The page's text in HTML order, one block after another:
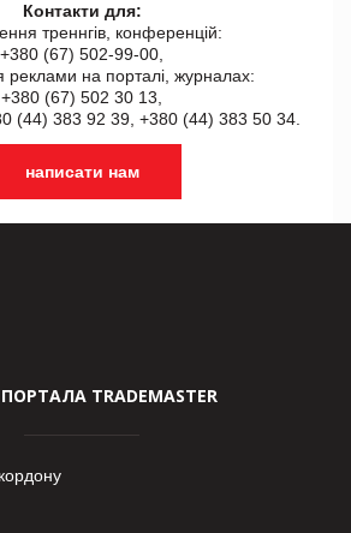
Контакти для:
треннгів, конференцій:
+380 (67) 502-99-00,
реклами на порталі, журналах:
+380 (67) 502 30 13,
(44) 383 92 39, +380 (44) 383 50 34.
написати нам
TRADEMASTER